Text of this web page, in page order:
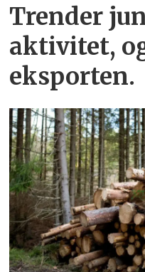
Trender
aktivitet,
eksporten.